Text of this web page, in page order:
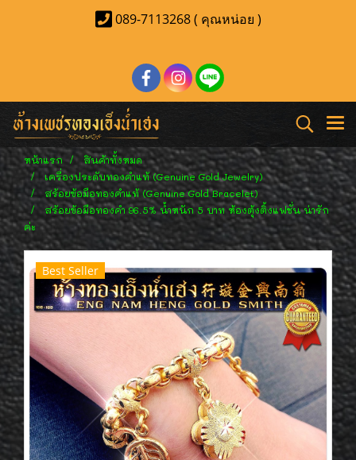
089-7113268 ( คุณหน่อย )
หน้าแรก
สินค้าทั้งหมด
เครื่องประดับทองคำแท้ (Genuine Gold Jewelry)
สร้อยข้อมือทองคำแท้ (Genuine Gold Bracelet)
สร้อยข้อมือทองคำ 96.5% น้ำหนัก 5 บาท ห้องตุ้งติ้งแฟชั่น น่ารัก
ค่ะ
Best Seller